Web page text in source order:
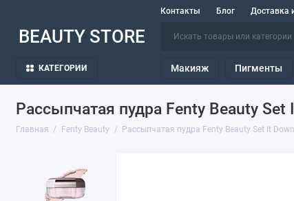
Контакты Блог Доставка
BEAUTY STORE
КАТЕГОРИИ Макияж Пигменты
Рассыпчатая пудра Fenty Beauty
Главная Fenty Beauty Рассыпчатая пудра Fenty Beauty Set It